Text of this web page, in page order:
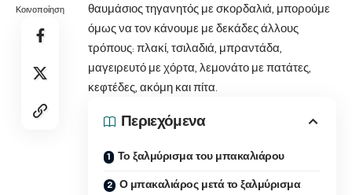
Κοινοποίηση
θαυμάσιος τηγανητός με σκορδαλιά, μπορούμε
όμωςνα τον κάνουμε με δεκάδες άλλους
τρόπους: πλακί, τσιλαδιά, μπραντάδα,
μαγειρευτό με χόρτα, λεμονάτο με πατάτες,
κεφτέδες, ακόμη και πίτα.
Περιεχόμενα
Το ξαλμύρισμα του μπακαλιάρου
Ο μπακαλιάρος μετά το ξαλμύρισμα